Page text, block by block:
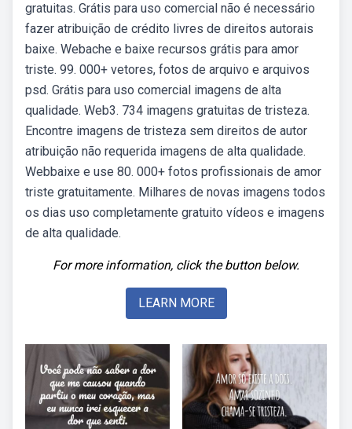
gratuitas. Grátis para uso comercial não é necessário
fazer atribuição de crédito livres de direitos autorais
baixe. Webache e baixe recursos grátis para amor
triste. 99. 000+ vetores, fotos de arquivo e arquivos
psd. Grátis para uso comercial imagens de alta
qualidade. Web3. 734 imagens gratuitas de tristeza.
Encontre imagens de tristeza sem direitos de autor
atribuição não requerida imagens de alta qualidade.
Webbaixe e use 80. 000+ fotos profissionais de amor
triste gratuitamente. Milhares de novas imagens todos
os dias uso completamente gratuito vídeos e imagens
de alta qualidade.
For more information, click the button below.
LEARN MORE